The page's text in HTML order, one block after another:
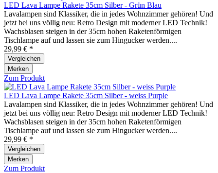
LED Lava Lampe Rakete 35cm Silber - Grün Blau
Lavalampen sind Klassiker, die in jedes Wohnzimmer gehören! Und
jetzt bei uns völlig neu: Retro Design mit moderner LED Technik!
Wachsblasen steigen in der 35cm hohen Raketenförmigen
Tischlampe auf und lassen sie zum Hingucker werden....
29,99 € *
Vergleichen
Merken
Zum Produkt
LED Lava Lampe Rakete 35cm Silber - weiss Purple
Lavalampen sind Klassiker, die in jedes Wohnzimmer gehören! Und
jetzt bei uns völlig neu: Retro Design mit moderner LED Technik!
Wachsblasen steigen in der 35cm hohen Raketenförmigen
Tischlampe auf und lassen sie zum Hingucker werden....
29,99 € *
Vergleichen
Merken
Zum Produkt